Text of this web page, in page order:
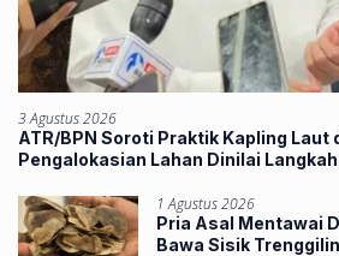
3 Agustus 2026
ATR/BPN Soroti Praktik Kapling Laut
Pengalokasian Lahan Dinilai
1 Agustus 2026
Pria Asal Mentawai
Bawa Sisik